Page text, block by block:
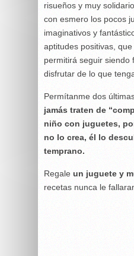
risueños y muy
con esmero los pocos
imaginativos y
aptitudes positivas,
permitirá seguir siendo
disfrutar de lo que
Permítanme dos
jamás traten de
niño con juguetes,
no lo crea, él lo
temprano.
Regale un juguete y
recetas nunca le